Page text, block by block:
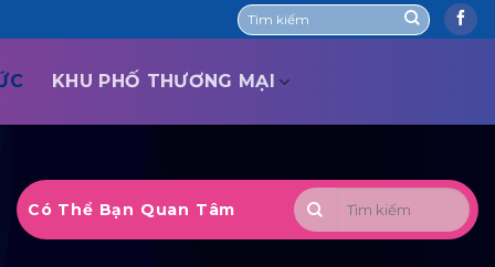
KHU PHỐ THƯƠNG MẠI
Có Thể Bạn Quan Tâm